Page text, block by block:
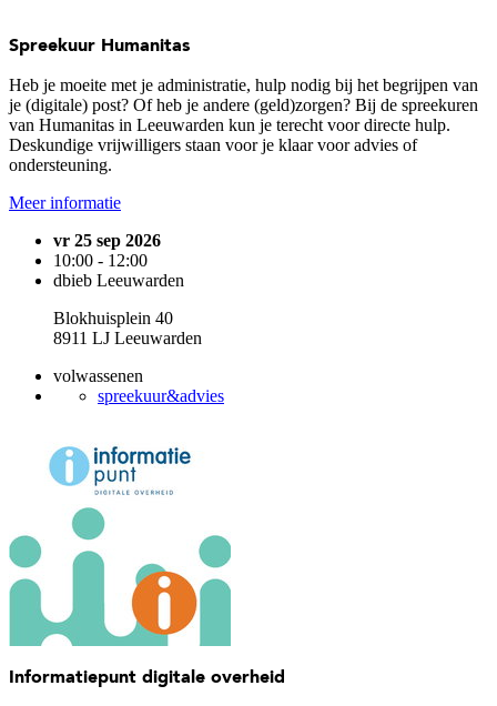
Spreekuur Humanitas
Heb je moeite met je administratie, hulp nodig bij het begrijpen van
je (digitale) post? Of heb je andere (geld)zorgen? Bij de spreekuren
van Humanitas in Leeuwarden kun je terecht voor directe hulp.
Deskundige vrijwilligers staan voor je klaar voor advies of
ondersteuning.
Meer informatie
vr 25 sep 2026
10:00 - 12:00
dbieb Leeuwarden
Blokhuisplein 40
8911 LJ Leeuwarden
volwassenen
spreekuur&advies
Informatiepunt digitale overheid